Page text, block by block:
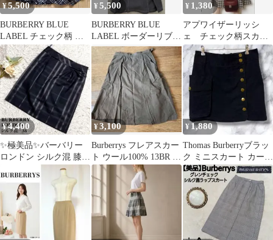
¥5,500
BURBERRY BLUE
LABEL チェック柄 ラ
ップスカート 38
¥5,500
BURBERRY BLUE
LABEL ボーダーリブカ
ットソー38
¥ 1,380
アプワイザーリッシ
ェ チェック柄スカー
ト バーバリーチェッ
ク 美人百科
¥4,400
✨極美品✨バーバリー
ロンドン シルク混 膝丈
スカート シャドウチェ
ック 38 黒
¥3,100
Burberrys フレアスカー
ト ウール100% 13BR ゆ
ったりサイズ
¥ 1,880
Thomas Burberryブラッ
ク ミニスカート カーゴ
ポケット レディース